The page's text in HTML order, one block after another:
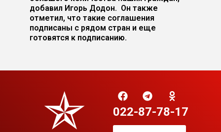
добавил Игорь Додон. Он также
отметил, что такие соглашения
подписаны с рядом стран и еще
готовятся к подписанию.
022-87-78-17